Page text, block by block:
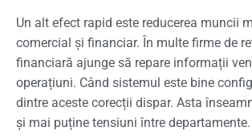
Un alt efect rapid este reducerea muncii
comercial și financiar. În multe firme de
financiară ajunge să repare informații
operațiuni. Când sistemul este bine
dintre aceste corecții dispar. Asta
și mai puține tensiuni între departamente.